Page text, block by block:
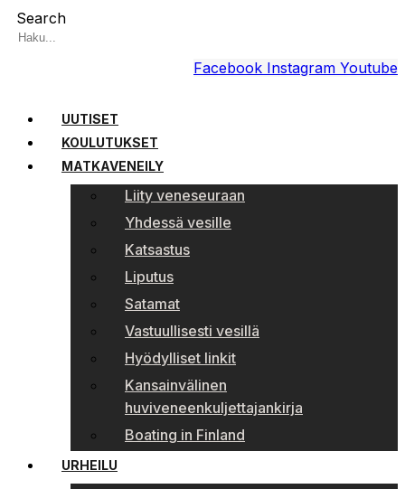
Search
Facebook Instagram Youtube
UUTISET
KOULUTUKSET
MATKAVENEILY
Liity veneseuraan
Yhdessä vesille
Katsastus
Liputus
Satamat
Vastuullisesti vesillä
Hyödylliset linkit
Kansainvälinen
huviveneenkuljettajankirja
Boating in Finland
URHEILU